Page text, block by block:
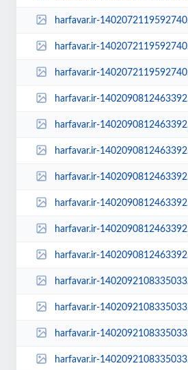
harfavar.ir-140207211959274028558404-600x400.jpg
harfavar.ir-140207211959274028558404-768x535.jpg
harfavar.ir-140207211959274028558404.jpg
harfavar.ir-1402090812463392728873414-100x70.jpg
harfavar.ir-1402090812463392728873414-250x150.jpg
harfavar.ir-1402090812463392728873414-300x209.jpg
harfavar.ir-1402090812463392728873414-450x300.jpg
harfavar.ir-1402090812463392728873414-600x400.jpg
harfavar.ir-1402090812463392728873414-768x535.jpg
harfavar.ir-1402090812463392728873414.jpg
harfavar.ir-1402092108335033528965434-100x70.jpg
harfavar.ir-1402092108335033528965434-250x150.jpg
harfavar.ir-1402092108335033528965434-300x209.jpg
harfavar.ir-1402092108335033528965434-450x300.jpg